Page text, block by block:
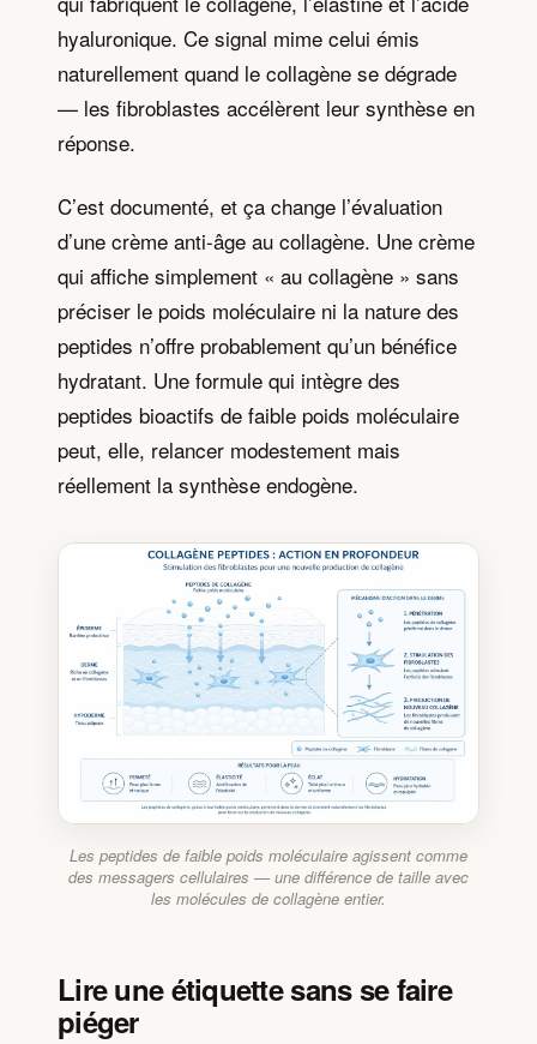
hyaluronique. Ce signal mime celui émis
naturellement quand le collagène se dégrade
— les fibroblastes accélèrent leur synthèse en
réponse.
C’est documenté, et ça change l’évaluation
d’une crème anti-âge au collagène. Une crème
qui affiche simplement « au collagène » sans
préciser le poids moléculaire ni la nature des
peptides n’offre probablement qu’un bénéfice
hydratant. Une formule qui intègre des
peptides bioactifs de faible poids moléculaire
peut, elle, relancer modestement mais
réellement la synthèse endogène.
Les peptides de faible poids moléculaire agissent comme
des messagers cellulaires — une différence de taille avec
les molécules de collagène entier.
Lire une étiquette sans se faire
piéger